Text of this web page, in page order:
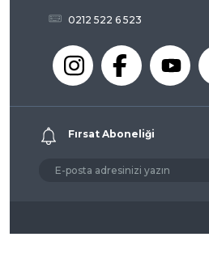
0212 522 6 523
Fırsat Aboneliği